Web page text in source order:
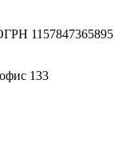
1157847365895
133